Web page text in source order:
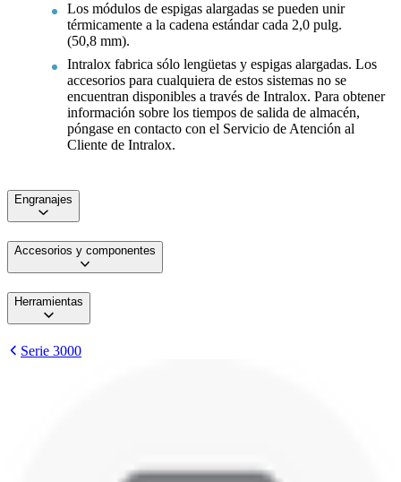
Los módulos de espigas alargadas se pueden unir
térmicamente a la cadena estándar cada 2,0 pulg.
(50,8 mm).
Intralox fabrica sólo lengüetas y espigas alargadas. Los
accesorios para cualquiera de estos sistemas no se
encuentran disponibles a través de Intralox. Para obtener
información sobre los tiempos de salida de almacén,
póngase en contacto con el Servicio de Atención al
Cliente de Intralox.
Engranajes
Accesorios y componentes
Herramientas
Serie 3000